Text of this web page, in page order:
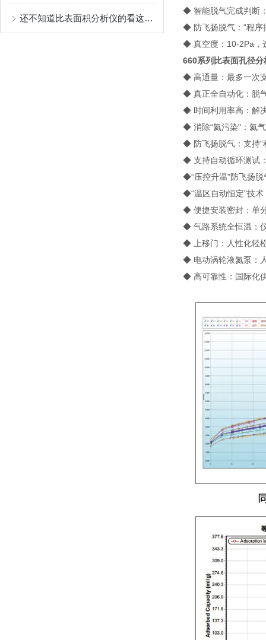
还不知道比表面积分析仪的看这里！
◆ 智能脱气完成判断
◆ 防飞扬脱气：“程序
◆ 真空度：10-2Pa，
660系列比表面孔径分
◆ 高通量：最多一次
◆ 真正全自动化：脱
◆ 时间利用率高：解
◆ 消除“氦污染"：氦
◆ 防飞扬脱气：支持“
◆ 支持自动循环测试
◆“压控升温"防飞扬脱
◆“温区自动恒定"技术
◆ 便捷安装密封：单
◆ 气路系统全恒温：
◆ 上移门：人性化轻
◆ 电动涡轮液氮泵：
◆ 高可靠性：国际化